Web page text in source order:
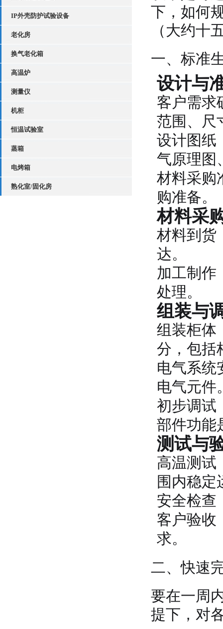
IP外壳防护试验设备
老化房
换气老化箱
高温炉
测量仪
机柜
恒温试验室
蒸箱
电烤箱
熟化室/固化房
下，如何
（大约十
一、标准
设计与
客户需求
范围、尺
设计图纸
气原理图
材料采购
购准备。
材料采
材料到货
达。
加工制作
处理。
组装与
组装柜体
分，包括
电气系统
电气元件
初步调试
部件功能
测试与
高温测试
围内稳定
安全检查
客户验收
求。
二、快速
要在一周
提下，对